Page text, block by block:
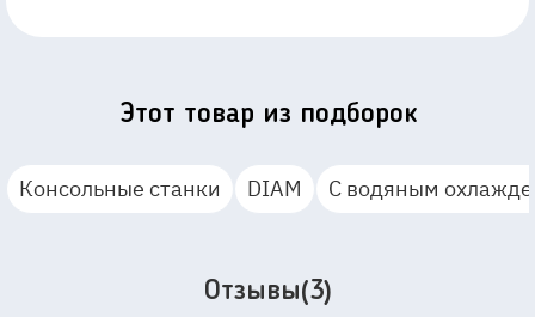
Этот товар из подборок
Консольные станки DIAM С водяным
Отзывы(3)